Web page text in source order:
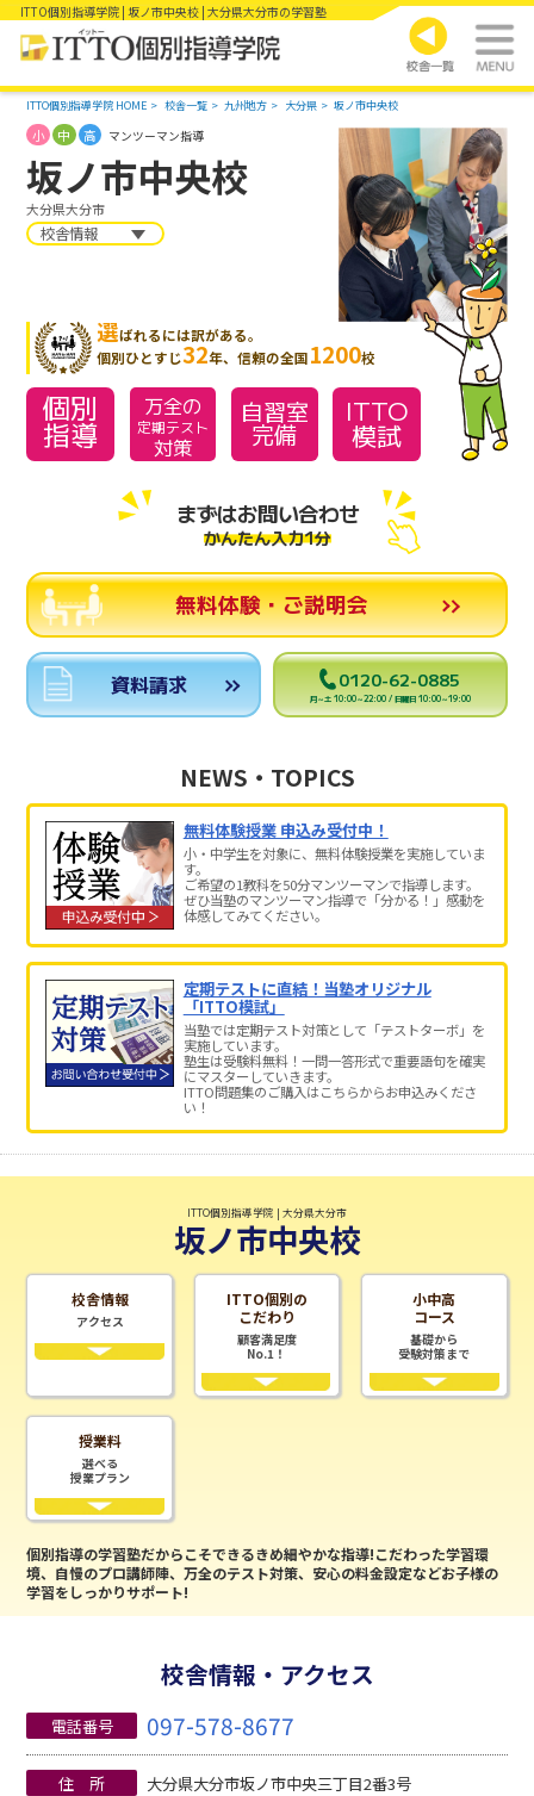
ITTO個別指導学院 | 坂ノ市中央校 | 大分県大分市の学習塾
ITTO個別指導学院 HOME 校舎一覧 九州地方 大分県 坂ノ市中央校
坂ノ市中央校
大分県大分市
小 中 高 マンツーマン指導
校舎情報
選ばれるには訳がある。
個別ひとすじ32年、信頼の全国1200校
個別
指導
万全の
定期テスト
対策
自習室
完備
ITTO
模試
まずはお問い合わせ
かんたん入力1分
無料体験・ご説明会
資料請求 0120-62-0885
月～土 10:00～22:00 / 日曜日 10:00～19:00
NEWS・TOPICS
無料体験授業 申込み受付中！
小・中学生を対象に、無料体験授業を実施していま
す。
ご希望の1教科を50分マンツーマンで指導します。
ぜひ当塾のマンツーマン指導で「分かる！」感動を
体感してみてください。
定期テストに直結！当塾オリジナル
「ITTO模試」
当塾では定期テスト対策として「テストターボ」を
実施しています。
塾生は受験料無料！一問一答形式で重要語句を確実
にマスターしていきます。
ITTO問題集のご購入はこちらからお申込みくださ
い！
ITTO個別指導学院 | 大分県大分市
坂ノ市中央校
校舎情報
アクセス
ITTO個別の
こだわり
顧客満足度
No.1！
小中高
コース
基礎から
受験対策まで
授業料
選べる
授業プラン
個別指導の学習塾だからこそできるきめ細やかな指導!こだわった学習環
境、自慢のプロ講師陣、万全のテスト対策、安心の料金設定などお子様の
学習をしっかりサポート!
校舎情報・アクセス
電話番号 097-578-8677
住 所 大分県大分市坂ノ市中央三丁目2番3号